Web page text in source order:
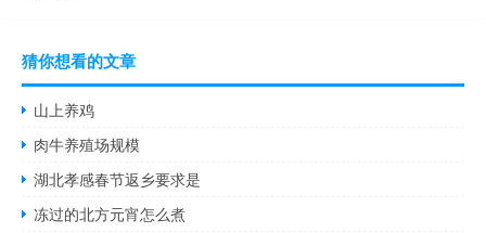
猜你想看的文章
山上养鸡
肉牛养殖场规模
湖北孝感春节返乡要求是
冻过的北方元宵怎么煮